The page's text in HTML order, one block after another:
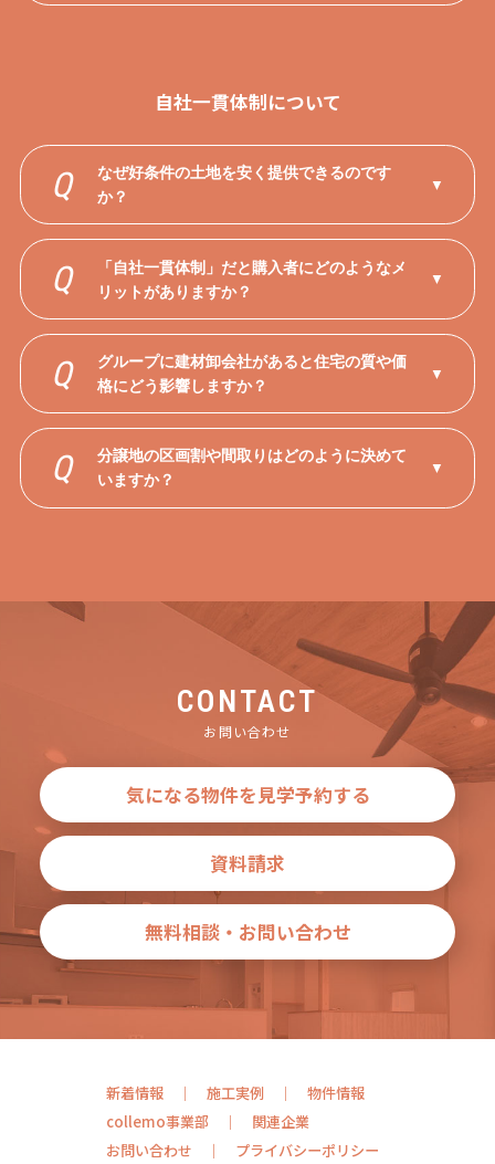
自社一貫体制について
Q
なぜ好条件の土地を安く提供できるのです
か？
▼
Q
「自社一貫体制」だと購入者にどのようなメ
リットがありますか？
▼
Q
グループに建材卸会社があると住宅の質や価
格にどう影響しますか？
▼
Q
分譲地の区画割や間取りはどのように決めて
いますか？
▼
CONTACT
お問い合わせ
気になる物件を見学予約する
資料請求
無料相談・お問い合わせ
新着情報 施工実例
物件情報
collemo事業部
関連企業
お問い合わせ
プライバシーポリシー